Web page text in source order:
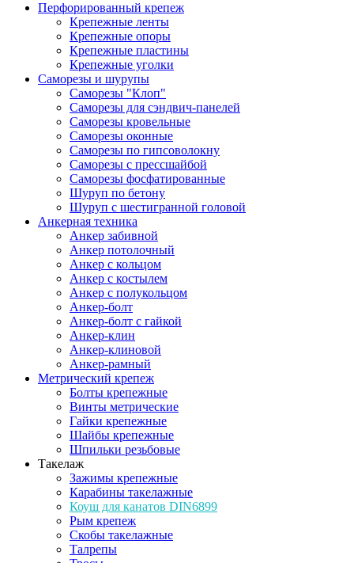
Перфорированный крепеж
Крепежные ленты
Крепежные опоры
Крепежные пластины
Крепежные уголки
Саморезы и шурупы
Саморезы "Клоп"
Саморезы для сэндвич-панелей
Саморезы кровельные
Саморезы оконные
Саморезы по гипсоволокну
Саморезы с прессшайбой
Саморезы фосфатированные
Шуруп по бетону
Шуруп с шестигранной головой
Анкерная техника
Анкер забивной
Анкер потолочный
Анкер с кольцом
Анкер с костылем
Анкер с полукольцом
Анкер-болт
Анкер-болт с гайкой
Анкер-клин
Анкер-клиновой
Анкер-рамный
Метрический крепеж
Болты крепежные
Винты метрические
Гайки крепежные
Шайбы крепежные
Шпильки резьбовые
Такелаж
Зажимы крепежные
Карабины такелажные
Коуш для канатов DIN6899
Рым крепеж
Скобы такелажные
Талрепы